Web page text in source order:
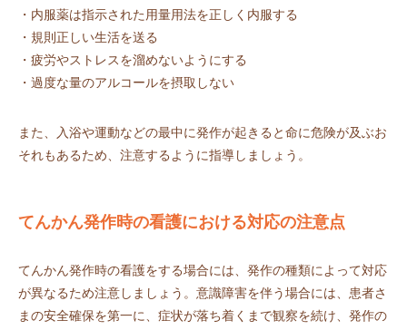
・内服薬は指示された用量用法を正しく内服する
・規則正しい生活を送る
・疲労やストレスを溜めないようにする
・過度な量のアルコールを摂取しない
また、入浴や運動などの最中に発作が起きると命に危険が及ぶお
それもあるため、注意するように指導しましょう。
てんかん発作時の看護における対応の注意点
てんかん発作時の看護をする場合には、発作の種類によって対応
が異なるため注意しましょう。意識障害を伴う場合には、患者さ
まの安全確保を第一に、症状が落ち着くまで観察を続け、発作の